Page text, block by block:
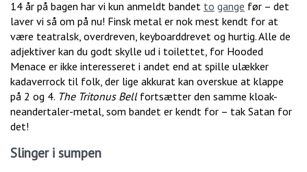
14 år på bagen har vi kun anmeldt bandet to gange før – det
laver vi så om på nu! Finsk metal er nok mest kendt for at
være teatralsk, overdreven, keyboarddrevet og hurtig. Alle de
adjektiver kan du godt skylle ud i toilettet, for Hooded
Menace er ikke interesseret i andet end at spille ulækker
kadaverrock til folk, der lige akkurat kan overskue at klappe
på 2 og 4. The Tritonus Bell fortsætter den samme kloak-
neandertaler-metal, som bandet er kendt for – tak Satan for
det!
Slinger i sumpen